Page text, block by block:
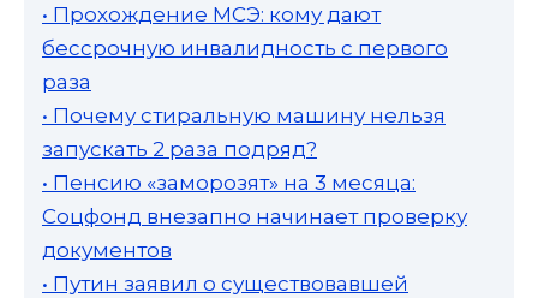
• Прохождение МСЭ: кому дают
бессрочную инвалидность с первого
раза
• Почему стиральную машину нельзя
запускать 2 раза подряд?
• Пенсию «заморозят» на 3 месяца:
Соцфонд внезапно начинает проверку
документов
• Путин заявил о существовавшей